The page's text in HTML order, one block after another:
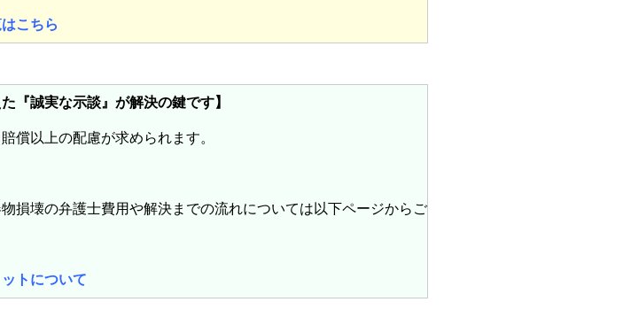
こちら
『誠実な示談』が解決の鍵です】
償以上の配慮が求められます。
損壊の弁護士費用や解決までの流れについては以下ページからご
トについて